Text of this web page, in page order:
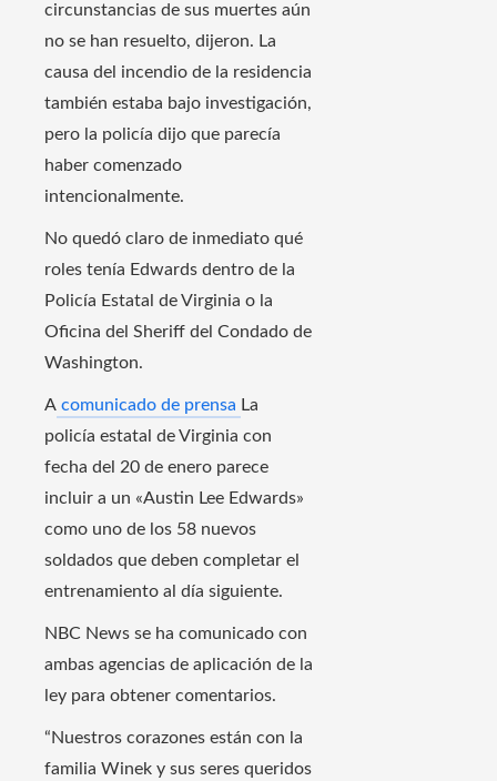
circunstancias de sus muertes aún
no se han resuelto, dijeron. La
causa del incendio de la residencia
también estaba bajo investigación,
pero la policía dijo que parecía
haber comenzado
intencionalmente.
No quedó claro de inmediato qué
roles tenía Edwards dentro de la
Policía Estatal de Virginia o la
Oficina del Sheriff del Condado de
Washington.
A comunicado de prensa La
policía estatal de Virginia con
fecha del 20 de enero parece
incluir a un «Austin Lee Edwards»
como uno de los 58 nuevos
soldados que deben completar el
entrenamiento al día siguiente.
NBC News se ha comunicado con
ambas agencias de aplicación de la
ley para obtener comentarios.
“Nuestros corazones están con la
familia Winek y sus seres queridos